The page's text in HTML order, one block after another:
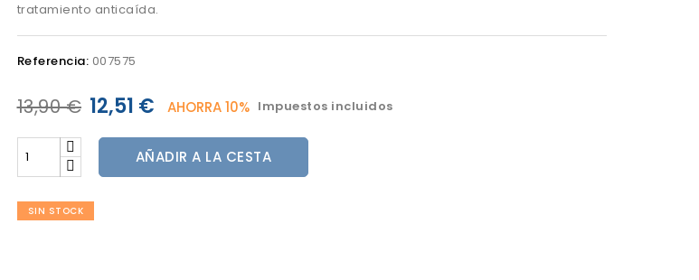
tratamiento anticaída.
Referencia: 007575
13,90 € 12,51 € AHORRA 10% Impuestos incluidos
AÑADIR A LA CESTA
SIN STOCK